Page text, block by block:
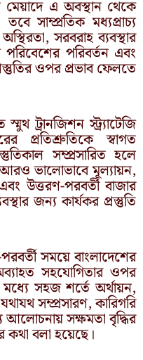
এ অবস্থান থেকে
সাম্প্রতিক মধ্যপ্রাচ্য
সরবরাহ ব্যবস্থার
পরিবর্তন এবং
ওপর প্রভাব ফেলতে
ট্রানজিশন স্ট্র্যাটেজি
প্রতিশ্রুতিকে স্বাগত
সম্প্রসারিত হলে
আরও ভালোভাবে মূল্যায়ন,
উত্তরণ-পরবর্তী বাজার
জন্য কার্যকর প্রস্তুতি
সময়ে বাংলাদেশের
সহযোগিতার ওপর
সহজ শর্তে অর্থায়ন,
সম্প্রসারণ, কারিগরি
আলোচনায় সক্ষমতা বৃদ্ধির
কথা বলা হয়েছে।